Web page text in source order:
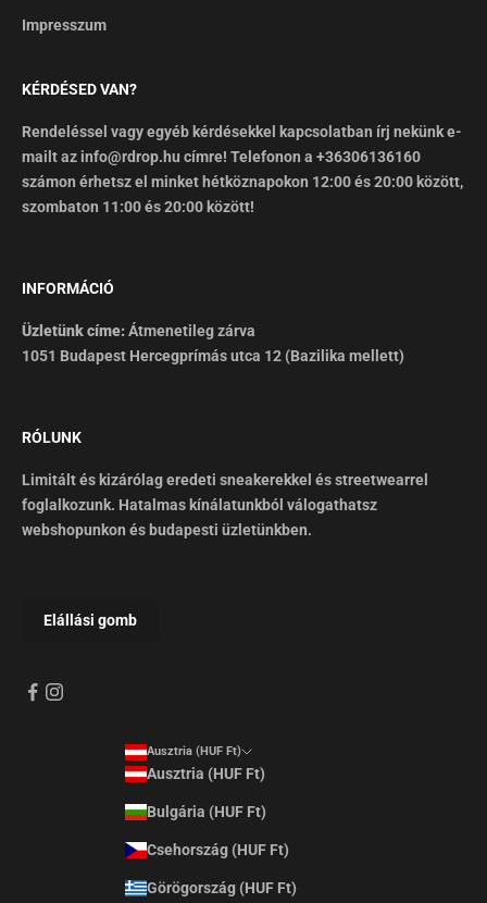
Impresszum
KÉRDÉSED VAN?
Rendeléssel vagy egyéb kérdésekkel kapcsolatban írj nekünk e-
mailt az info@rdrop.hu címre! Telefonon a +36306136160
számon érhetsz el minket hétköznapokon 12:00 és 20:00 között,
szombaton 11:00 és 20:00 között!
INFORMÁCIÓ
Üzletünk címe:Átmenetileg zárva
1051 Budapest Hercegprímás utca 12 (Bazilika mellett)
RÓLUNK
Limitált és kizárólag eredeti sneakerekkel és streetwearrel
foglalkozunk. Hatalmas kínálatunkból válogathatsz
webshopunkon és budapesti üzletünkben.
Ausztria (HUF Ft)
Ausztria (HUF Ft)
Bulgária (HUF Ft)
Csehország (HUF Ft)
Görögország (HUF Ft)